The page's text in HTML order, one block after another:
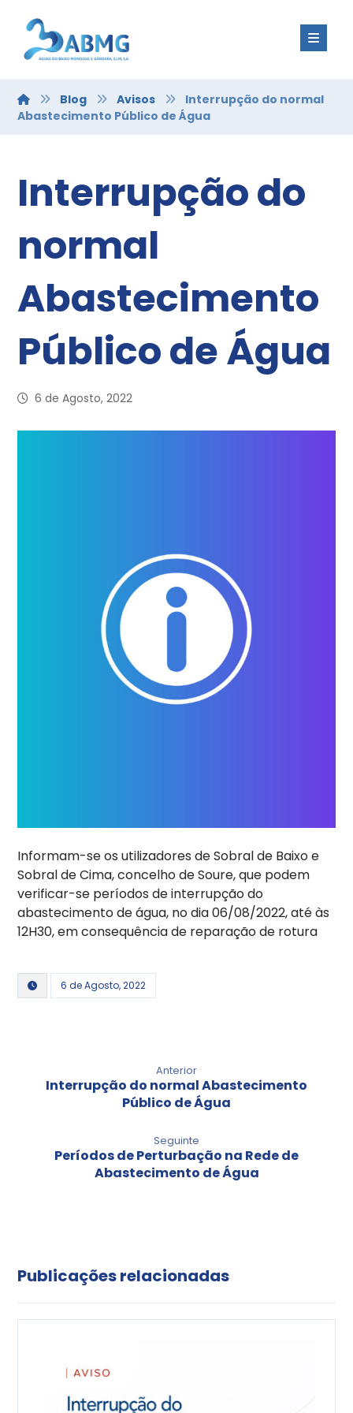
Blog Avisos
Interrupção do normal
Abastecimento Público de Água
Interrupção do
normal
Abastecimento
Público de Água
6 de Agosto, 2022
Informam-se os utilizadores de Sobral de Baixo e
Sobral de Cima, concelho de Soure, que podem
verificar-se períodos de interrupção do
abastecimento de água, no dia 06/08/2022, até às
12H30, em consequência de reparação de rotura
6 de Agosto, 2022
Anterior
Interrupção do normal Abastecimento
Público de Água
Seguinte
Períodos de Perturbação na Rede de
Abastecimento de Água
Publicações relacionadas